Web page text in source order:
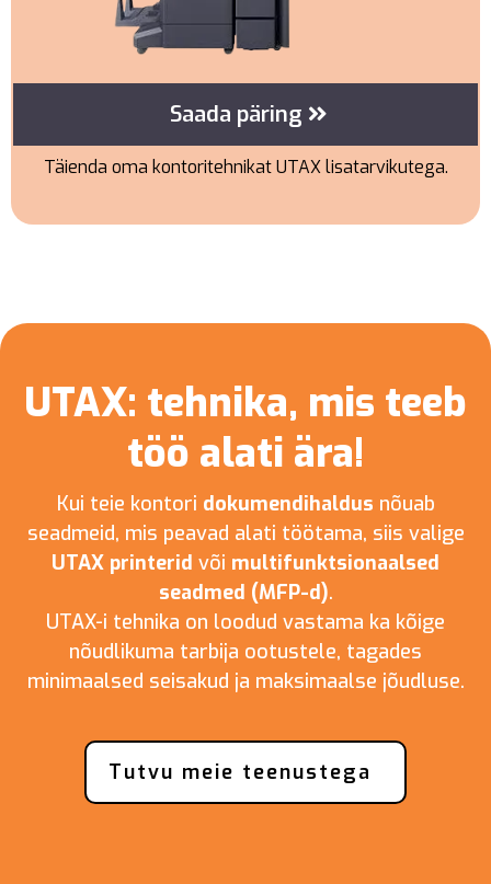
Saada päring
Täienda oma kontoritehnikat UTAX lisatarvikutega.
UTAX: tehnika, mis teeb
töö alati ära!
Kui teie kontori dokumendihaldus nõuab
seadmeid, mis peavad alati töötama, siis valige
UTAX printerid või multifunktsionaalsed
seadmed (MFP-d).
UTAX-i tehnika on loodud vastama ka kõige
nõudlikuma tarbija ootustele, tagades
minimaalsed seisakud ja maksimaalse jõudluse.
Tutvu meie teenustega